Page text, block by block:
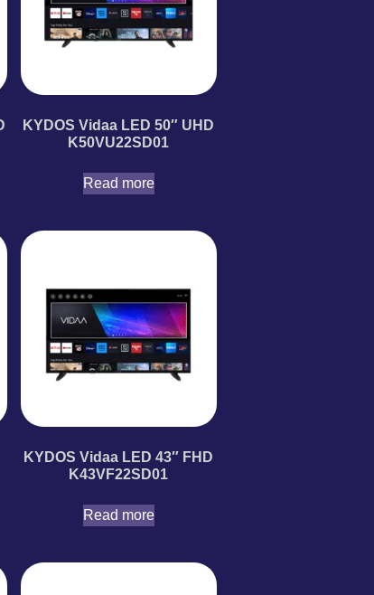
KYDOS Vidaa LED 50″ UHD
K50VU22SD01
Read more
KYDOS Vidaa LED 43″ FHD
K43VF22SD01
Read more